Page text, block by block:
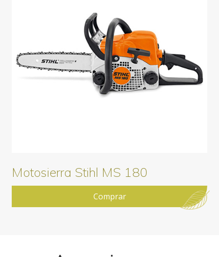
Motosierra Stihl MS 180
Comprar